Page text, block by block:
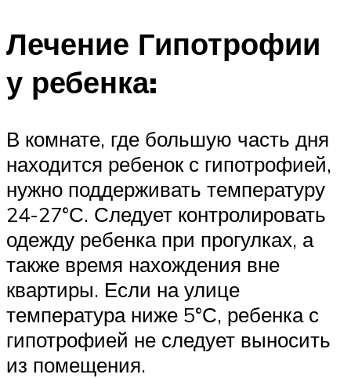
Лечение Гипотрофии
у ребенка:
В комнате, где большую часть дня
находится ребенок с гипотрофией,
нужно поддерживать температуру
24-27°С. Следует контролировать
одежду ребенка при прогулках, а
также время нахождения вне
квартиры. Если на улице
температура ниже 5°С, ребенка с
гипотрофией не следует выносить
из помещения.